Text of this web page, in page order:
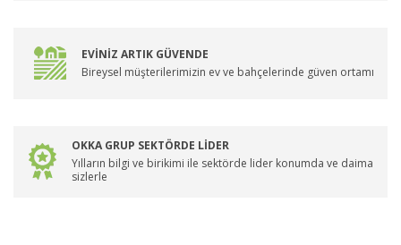
EVİNİZ ARTIK GÜVENDE
Bireysel müşterilerimizin ev ve bahçelerinde güven ortamı
OKKA GRUP SEKTÖRDE LİDER
Yılların bilgi ve birikimi ile sektörde lider konumda ve daima
sizlerle